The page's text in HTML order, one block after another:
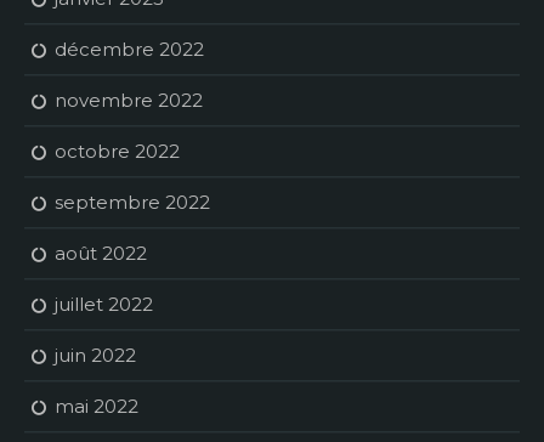
décembre 2022
novembre 2022
octobre 2022
septembre 2022
août 2022
juillet 2022
juin 2022
mai 2022